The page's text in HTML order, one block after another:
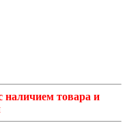
наличием товара и